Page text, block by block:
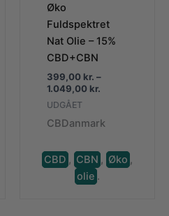
Øko
Fuldspektret
Nat Olie – 15%
CBD+CBN
399,00 kr. –
1.049,00 kr.Prisinterval:
1.049,00 kr.
UDGÅET
CBDanmark
CBD , CBN , Øko ,
olie .